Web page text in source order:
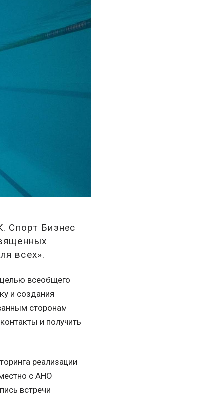
Спорт Бизнес
всех».
всеобщего
и создания
сторонам
и получить
реализации
с АНО
встречи